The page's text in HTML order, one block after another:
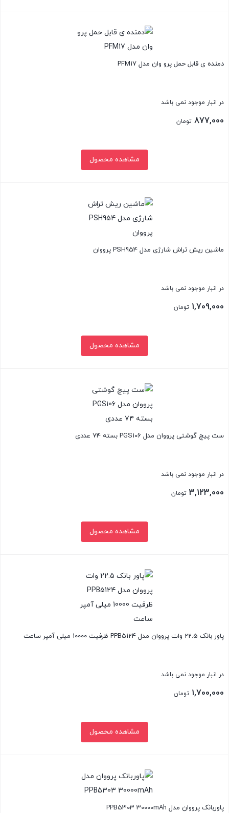
دمنده ی قابل حمل پرو وان مدل PFM17
در انبار موجود نمی باشد
877,000 تومان
مشاهده محصول
ماشین ریش تراش شارژی مدل PSH954 پرووان
در انبار موجود نمی باشد
1,709,000 تومان
مشاهده محصول
ست پیچ گوشتی پرووان مدل PGS106 بسته ۷۴ عددی
در انبار موجود نمی باشد
3,123,000 تومان
مشاهده محصول
پاور بانک 22.5 وات پرووان مدل PPB5124 ظرفیت 10000 میلی آمپر ساعت
در انبار موجود نمی باشد
1,700,000 تومان
مشاهده محصول
پاوربانک پرووان مدل PPB5303 30000mAh